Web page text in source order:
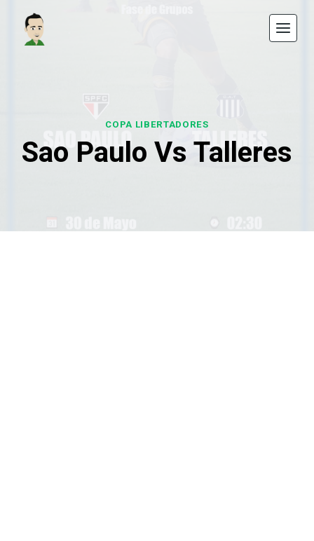
COPA LIBERTADORES
Sao Paulo Vs Talleres